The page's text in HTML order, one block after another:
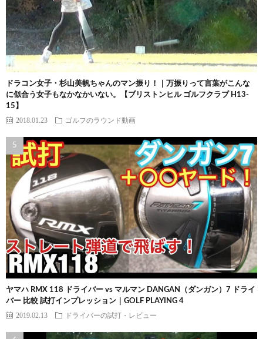
ドラコン女子・杉山美帆ちゃんのマン振り！｜万振りって言葉がこんな
に似合う女子もなかなかいない。【ブリストンヒル ゴルフクラブ H13-
15】
2018.01.23 ゴルフのラウンド動画
ヤマハ RMX 118 ドライバー vs マルマン DANGAN（ダンガン）7 ドライ
バー 比較 試打インプレッション｜GOLF PLAYING 4
2019.02.13 ドライバーの試打・レビュー